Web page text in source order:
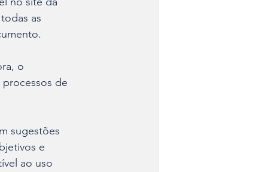
as
o
de
sugestões
e
ao uso